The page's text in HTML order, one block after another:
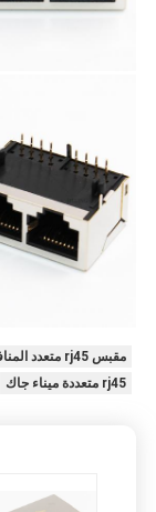
مقبس rj45 متعدد المنافذ
rj45 متعددة ميناء جاك